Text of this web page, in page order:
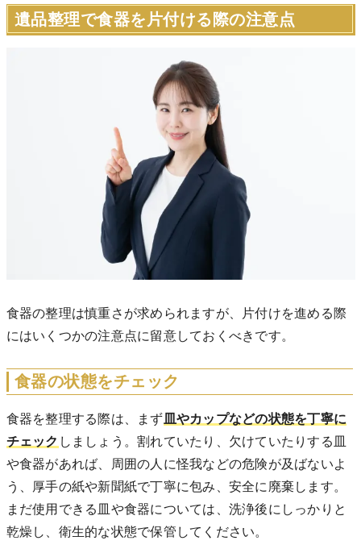
遺品整理で食器を片付ける際の注意点
食器の整理は慎重さが求められますが、片付けを進める際
にはいくつかの注意点に留意しておくべきです。
食器の状態をチェック
食器を整理する際は、まず 皿やカップなどの状態を丁寧に
チェック しましょう。割れていたり、欠けていたりする皿
や食器があれば、周囲の人に怪我などの危険が及ばないよ
う、厚手の紙や新聞紙で丁寧に包み、安全に廃棄します。
まだ使用できる皿や食器については、洗浄後にしっかりと
乾燥し、衛生的な状態で保管してください。